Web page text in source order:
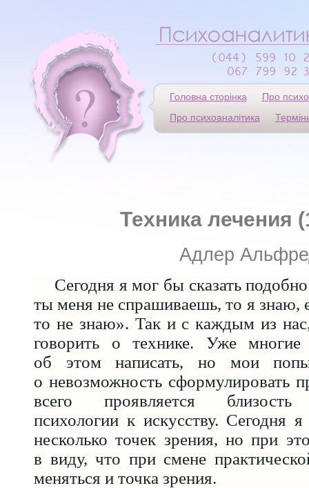
Головна сторінка
Про
Про психоаналітика
Техника лечения
Адлер
Сегодня я мог бы сказать
ты меня не спрашиваешь, то я знаю,
то не знаю». Так и с каждым из
говорить о технике. Уже
об этом написать, но мои
о невозможность сформулировать
всего проявляется близость
психологии к искусству. Сегодня
несколько точек зрения, но при
в виду, что при смене
меняться и точка зрения.